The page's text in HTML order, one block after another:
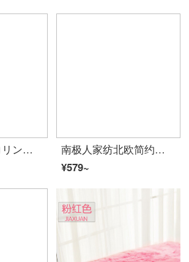
ペレー短毛フロリンソファパッド冬の厚め可愛いキャラクターの滑り止めソフファウカバー3人掛けソファクッションオーダーYK小卷毛-さくらんぼ粉70*70 cm
南极人家纺北欧简约ソファカバー冬季滑り止めマット厚い革张りのソファ·カバー四季通用カバー付きの怠け者-绿70*70 cm
¥579~